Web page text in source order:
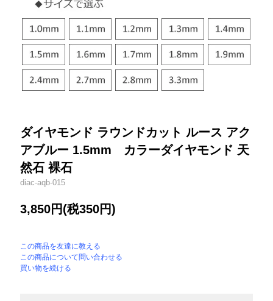
ダイヤモンド ラウンドカット ルース アク
アブルー 1.5mm カラーダイヤモンド 天
然石 裸石
diac-aqb-015
3,850円(税350円)
この商品を友達に教える
この商品について問い合わせる
買い物を続ける